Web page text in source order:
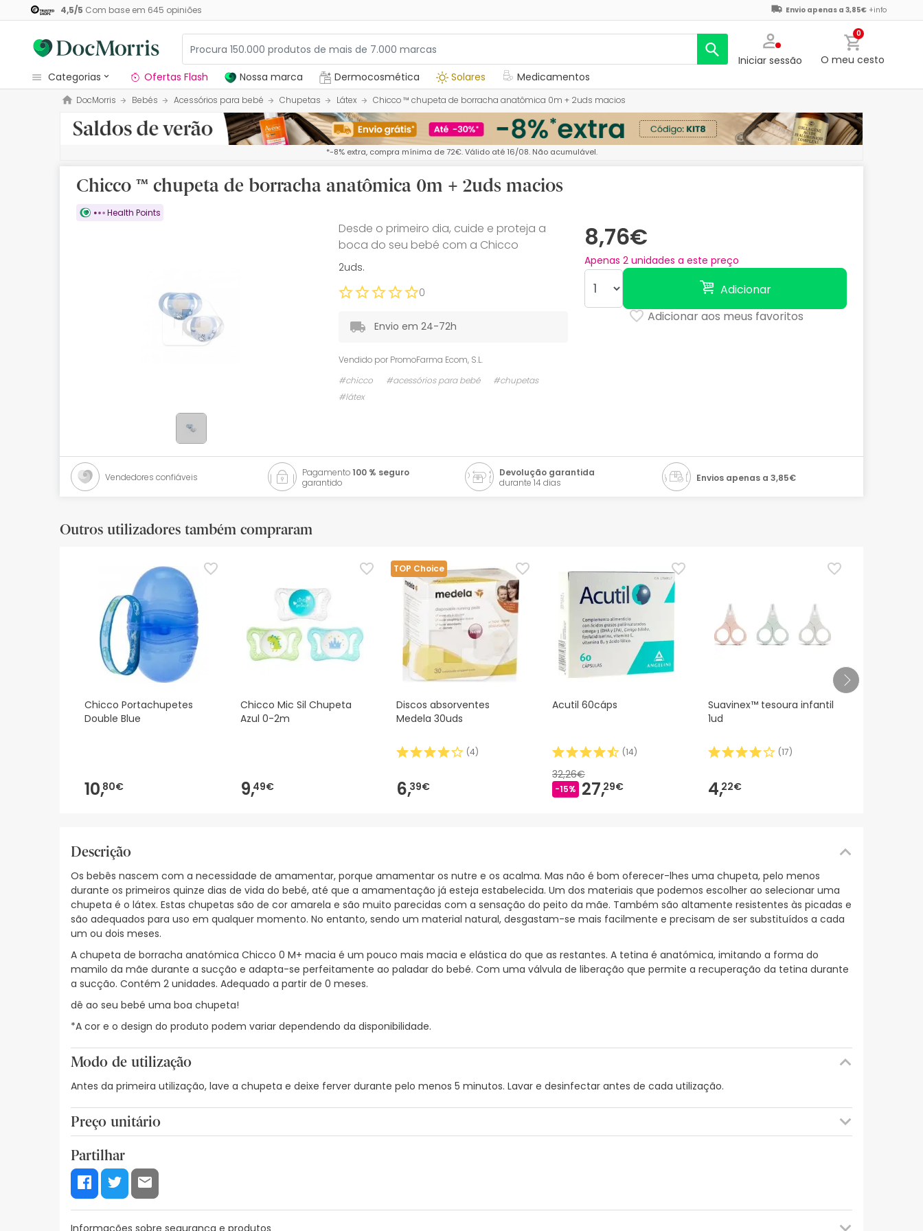
4,5/5 Com base em 645 opiniões Envio apenas a 3,85€ +info
Iniciar sessão
0
O meu cesto
categorias
Dermocosmetica
Nossa marca
Medicamentos
Cosmética
Promoções
Mais vendidos
Ofertas Flash Nossa marca Dermocosmética Solares Medicamentos
DocMorris Bebés Acessórios para bebé Chupetas Látex Chicco ™ chupeta de borracha anatômica 0m + 2uds macios
*-8% extra, compra mínima de 72€. Válido até 16/08. Não acumulável.
Chicco ™ chupeta de borracha anatômica 0m + 2uds macios
Health Points
8,76€
Apenas 2 unidades a este preço
Adicionar
Adicionar aos meus favoritos
Desde o primeiro dia, cuide e proteja a
boca do seu bebé com a Chicco
2uds.
0
Envio em 24-72h
Vendido por PromoFarma Ecom, S.L.
#chicco
#acessórios para bebé
#chupetas
#látex
Vendedores confiáveis Pagamento100 % seguro
garantido
Devolução garantida
durante 14 dias
Envios apenas a 3,85€
Outros utilizadores também compraram
Chicco Portachupetes
Double Blue
10,80€
Chicco Mic Sil Chupeta
Azul 0-2m
9,49€
TOP Choice
Discos absorventes
Medela 30uds
(4)
6,39€
Acutil 60cáps
(14)
32,26€
-15% 27,29€
Suavinex™ tesoura infantil
1ud
(17)
4,22€
Descrição
Os bebês nascem com a necessidade de amamentar, porque amamentar os nutre e os acalma. Mas não é bom oferecer-lhes uma chupeta, pelo menos
durante os primeiros quinze dias de vida do bebé, até que a amamentação já esteja estabelecida. Um dos materiais que podemos escolher ao selecionar uma
chupeta é o látex. Estas chupetas são de cor amarela e são muito parecidas com a sensação do peito da mãe. Também são altamente resistentes às picadas e
são adequados para uso em qualquer momento. No entanto, sendo um material natural, desgastam-se mais facilmente e precisam de ser substituídos a cada
um ou dois meses.
A chupeta de borracha anatómica Chicco 0 M+ macia é um pouco mais macia e elástica do que as restantes. A tetina é anatómica, imitando a forma do
mamilo da mãe durante a sucção e adapta-se perfeitamente ao paladar do bebé. Com uma válvula de liberação que permite a recuperação da tetina durante
a sucção. Contém 2 unidades. Adequado a partir de 0 meses.
dê ao seu bebé uma boa chupeta!
*A cor e o design do produto podem variar dependendo da disponibilidade.
Modo de utilização
Antes da primeira utilização, lave a chupeta e deixe ferver durante pelo menos 5 minutos. Lavar e desinfectar antes de cada utilização.
Preço unitário
Partilhar
Informações sobre segurança e produtos